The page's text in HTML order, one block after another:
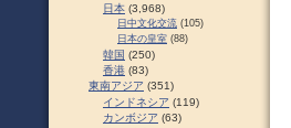
日本 (3,968)
日中文化交流 (105)
日本の皇室 (88)
韓国 (250)
香港 (83)
東南アジア (351)
インドネシア (119)
カンボジア (63)